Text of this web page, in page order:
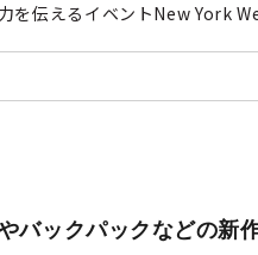
を伝えるイベントNew York
バックパックなどの新